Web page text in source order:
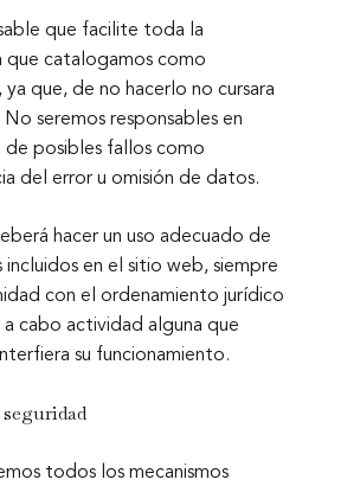
que facilite toda la
que catalogamos como
que, de no hacerlo no cursara
seremos responsables en
de posibles fallos como
del error u omisión de datos.
hacer un uso adecuado de
incluidos en el sitio web, siempre
con el ordenamiento jurídico
cabo actividad alguna que
su funcionamiento.
todos los mecanismos